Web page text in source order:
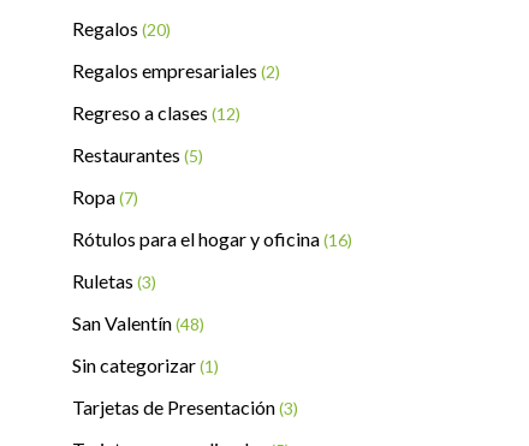
Regalos (20)
Regalos empresariales (2)
Regreso a clases (12)
Restaurantes (5)
Ropa(7)
Rótulos para el hogar y oficina(16)
Ruletas (3)
San Valentín(48)
Sin categorizar(1)
Tarjetas de Presentación(3)